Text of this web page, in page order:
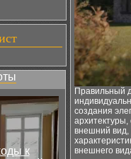
к
Правильный
создания
внешний вид,
внешнего